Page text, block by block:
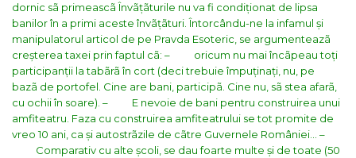
dornic sã primeascã Învãțãturile nu va fi condiționat de lipsa
banilor în a primi aceste învãțãturi. Întorcându-ne la infamul și
manipulatorul articol de pe Pravda Esoteric, se argumenteazã
creșterea taxei prin faptul cã: – oricum nu mai încãpeau toți
participanții la tabãrã în cort (deci trebuie împuținați, nu, pe
bazã de portofel. Cine are bani, participã. Cine nu, sã stea afarã,
cu ochii în soare). – E nevoie de bani pentru construirea unui
amfiteatru. Faza cu construirea amfiteatrului se tot promite de
vreo 10 ani, ca și autostrãzile de cãtre Guvernele României…
–
Comparativ cu alte școli, se dau foarte multe și de toate (50